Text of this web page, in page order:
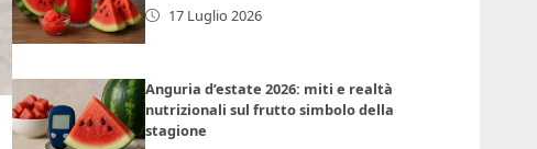
17 Luglio 2026
Anguria d’estate 2026: miti e realtà
nutrizionali sul frutto simbolo della
stagione